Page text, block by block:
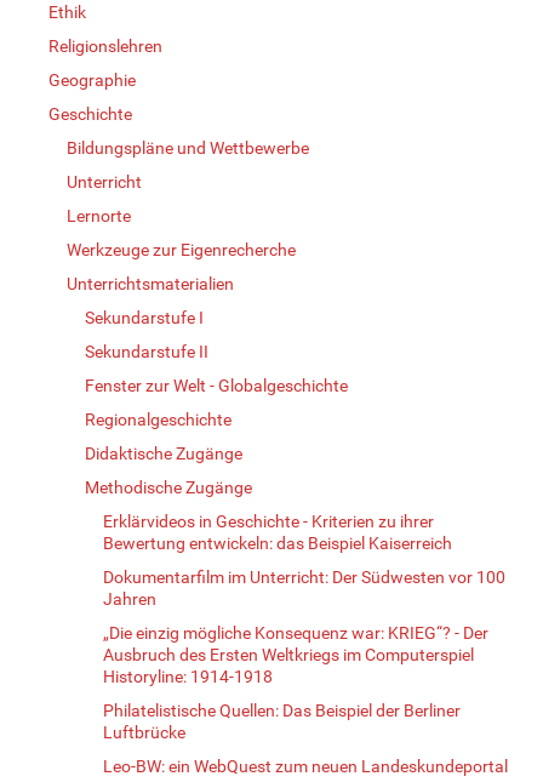
Ethik
Religionslehren
Geographie
Geschichte
Bildungspläne und Wettbewerbe
Unterricht
Lernorte
Werkzeuge zur Eigenrecherche
Unterrichtsmaterialien
Sekundarstufe I
Sekundarstufe II
Fenster zur Welt - Globalgeschichte
Regionalgeschichte
Didaktische Zugänge
Methodische Zugänge
Erklärvideos in Geschichte - Kriterien zu ihrer
Bewertung entwickeln: das Beispiel Kaiserreich
Dokumentarfilm im Unterricht: Der Südwesten vor 100
Jahren
„Die einzig mögliche Konsequenz war: KRIEG“? - Der
Ausbruch des Ersten Weltkriegs im Computerspiel
Historyline: 1914-1918
Philatelistische Quellen: Das Beispiel der Berliner
Luftbrücke
Leo-BW: ein WebQuest zum neuen Landeskundeportal